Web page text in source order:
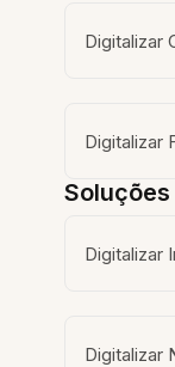
Digitalizar
Digitalizar
Digitalizar
Digitalizar